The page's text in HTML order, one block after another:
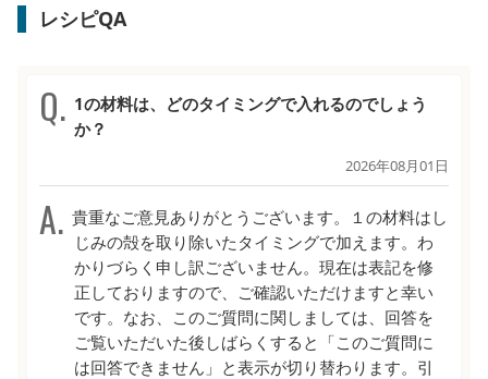
レシピQA
1の材料は、どのタイミングで入れるのでしょう
か？
2026年08月01日
貴重なご意見ありがとうございます。１の材料はし
じみの殻を取り除いたタイミングで加えます。わ
かりづらく申し訳ございません。現在は表記を修
正しておりますので、ご確認いただけますと幸い
です。なお、このご質問に関しましては、回答を
ご覧いただいた後しばらくすると「このご質問に
は回答できません」と表示が切り替わります。引